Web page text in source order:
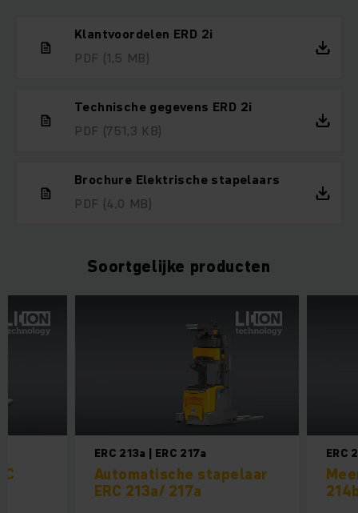
Klantvoordelen ERD 2i
PDF (1,5 MB)
Technische gegevens ERD 2i
PDF (751,3 KB)
Brochure Elektrische stapelaars
PDF (4,0 MB)
Soortgelijke producten
ERC 213a | ERC 217a
Automatische stapelaar
ERC 213a/ 217a
ERC